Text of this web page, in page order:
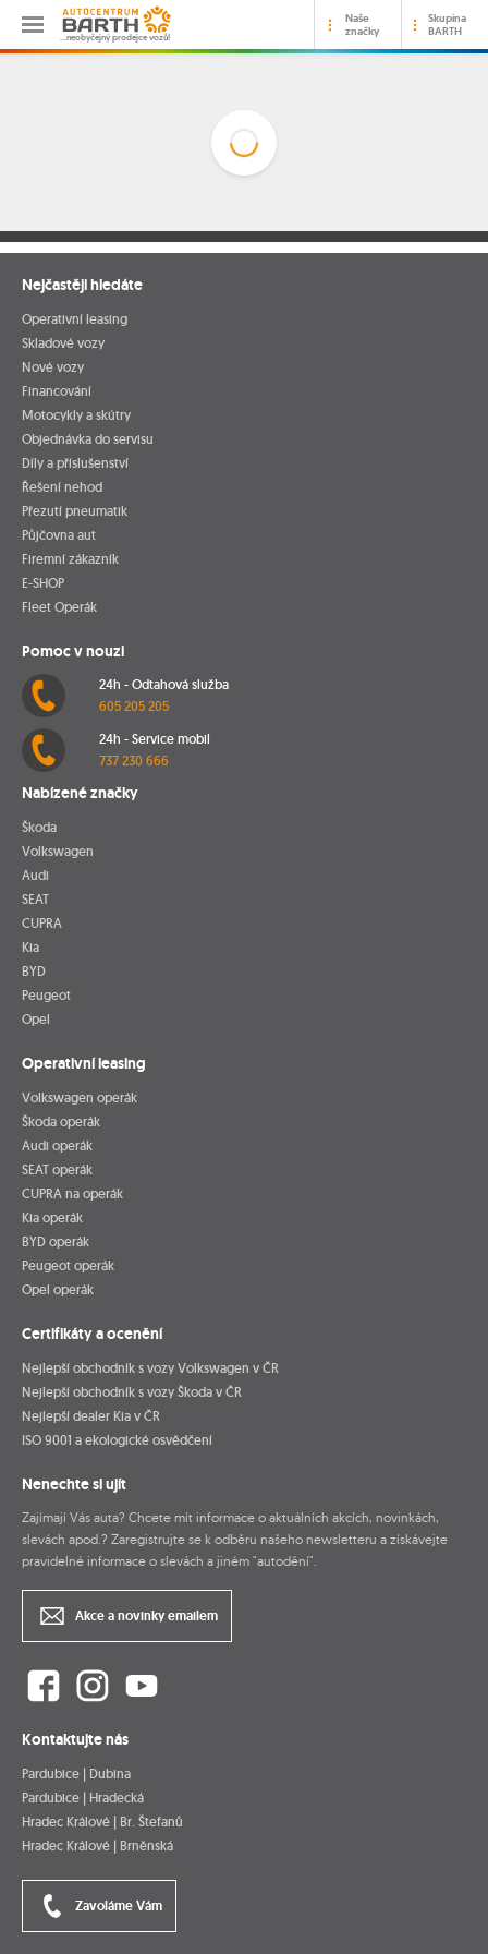
…neobyčejný prodejce vozů!
Naše
značky
Skupina
BARTH
Nejčastěji hledáte
Operativní leasing
Skladové vozy
Nové vozy
Financování
Motocykly a skútry
Objednávka do servisu
Díly a příslušenství
Řešení nehod
Přezutí pneumatik
Půjčovna aut
Firemní zákazník
E-SHOP
Fleet Operák
Pomoc v nouzi
24h - Odtahová služba
605 205 205
24h - Service mobil
737 230 666
Nabízené značky
Škoda
Volkswagen
Audi
SEAT
CUPRA
Kia
BYD
Peugeot
Opel
Operativní leasing
Volkswagen operák
Škoda operák
Audi operák
SEAT operák
CUPRA na operák
Kia operák
BYD operák
Peugeot operák
Opel operák
Certifikáty a ocenění
Nejlepší obchodník s vozy Volkswagen v ČR
Nejlepší obchodník s vozy Škoda v ČR
Nejlepší dealer Kia v ČR
ISO 9001 a ekologické osvědčení
Nenechte si ujít
Zajímají Vás auta? Chcete mít informace o aktuálních akcích, novinkách,
slevách apod.? Zaregistrujte se k odběru našeho newsletteru a získávejte
pravidelné informace o slevách a jiném "autodění".
Akce a novinky emailem
Kontaktujte nás
Pardubice | Dubina
Pardubice | Hradecká
Hradec Králové | Br. Štefanů
Hradec Králové | Brněnská
Zavoláme Vám